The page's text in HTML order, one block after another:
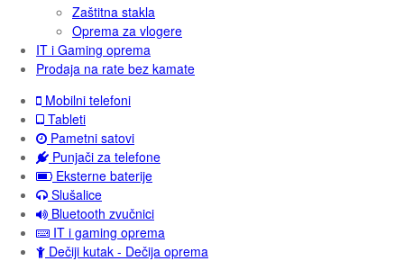
Zaštitna stakla
Oprema za vlogere
IT i Gaming oprema
Prodaja na rate bez kamate
Mobilni telefoni
Tableti
Pametni satovi
Punjači za telefone
Eksterne baterije
Slušalice
Bluetooth zvučnici
IT i gaming oprema
Dečiji kutak - Dečija oprema